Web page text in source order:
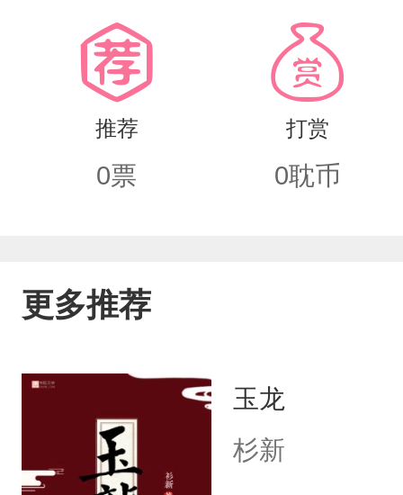
推荐
0票
打赏
0耽币
更多推荐
玉龙
杉新